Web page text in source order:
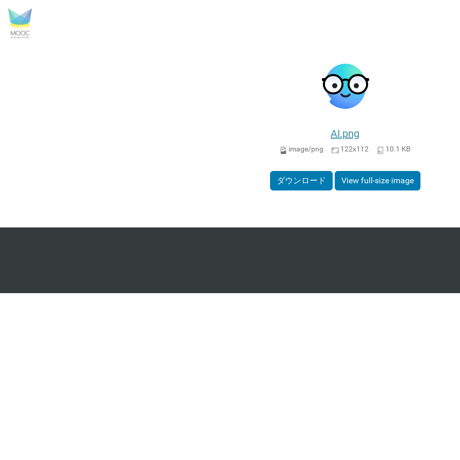
AI.png
image/png 122x112 10.1 KB
ダウンロード View full-size image